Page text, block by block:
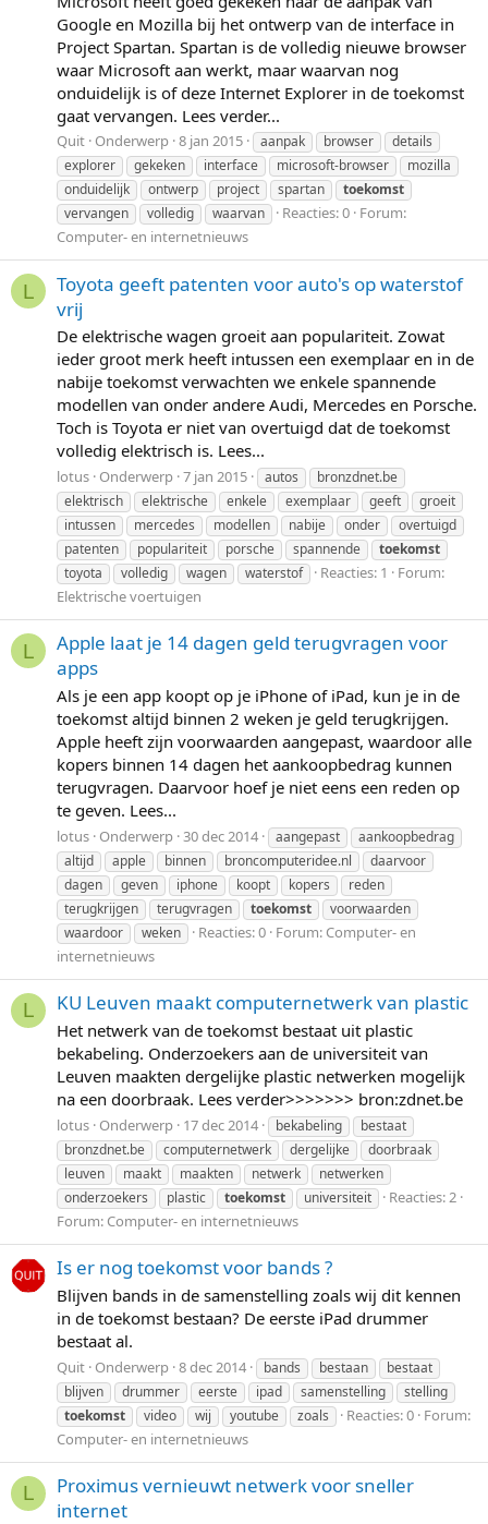
Google en Mozilla bij het ontwerp van de interface in
Project Spartan. Spartan is de volledig nieuwe browser
waar Microsoft aan werkt, maar waarvan nog
onduidelijk is of deze Internet Explorer in de toekomst
gaat vervangen. Lees verder...
Quit Onderwerp 8 jan 2015 aanpak browser
details
explorer
gekeken interface microsoft-browser
mozilla
onduidelijk
ontwerp project spartan
toekomst
vervangen
volledig waarvan Reacties: 0 Forum:
Computer- en internetnieuws
L
Toyota geeft patenten voor auto's op waterstof
vrij
De elektrische wagen groeit aan populariteit. Zowat
ieder groot merk heeft intussen een exemplaar en in de
nabije toekomst verwachten we enkele spannende
modellen van onder andere Audi, Mercedes en Porsche.
Toch is Toyota er niet van overtuigd dat de toekomst
volledig elektrisch is. Lees...
lotus Onderwerp 7 jan 2015 autos
bronzdnet.be
elektrisch
elektrische enkele exemplaar geeft
groeit
intussen
mercedes modellen nabije onder
overtuigd
patenten
populariteit porsche spannende
toekomst
toyota
volledig wagen waterstof Reacties: 1
Forum:
Elektrische voertuigen
L
Apple laat je 14 dagen geld terugvragen voor
apps
Als je een app koopt op je iPhone of iPad, kun je in de
toekomst altijd binnen 2 weken je geld terugkrijgen.
Apple heeft zijn voorwaarden aangepast, waardoor alle
kopers binnen 14 dagen het aankoopbedrag kunnen
terugvragen. Daarvoor hoef je niet eens een reden op
te geven. Lees...
lotus Onderwerp 30 dec 2014 aangepast
aankoopbedrag
altijd
apple binnen broncomputeridee.nl
daarvoor
dagen
geven iphone koopt kopers
reden
terugkrijgen
terugvragen toekomst
voorwaarden
waardoor
weken Reacties: 0 Forum: Computer- en
internetnieuws
L KU Leuven maakt computernetwerk van plastic
Het netwerk van de toekomst bestaat uit plastic
bekabeling. Onderzoekers aan de universiteit van
Leuven maakten dergelijke plastic netwerken mogelijk
na een doorbraak. Lees verder>>>>>>> bron:zdnet.be
lotus Onderwerp 17 dec 2014 bekabeling
bestaat
bronzdnet.be
computernetwerk dergelijke
doorbraak
leuven
maakt maakten netwerk
netwerken
onderzoekers
plastic toekomst universiteit
Reacties: 2
Forum: Computer- en internetnieuws
Is er nog toekomst voor bands ?
Blijven bands in de samenstelling zoals wij dit kennen
in de toekomst bestaan? De eerste iPad drummer
bestaat al.
Quit Onderwerp 8 dec 2014 bands bestaan
bestaat
blijven
drummer eerste ipad samenstelling
stelling
toekomst
video wij youtube zoals Reacties: 0 Forum:
Computer- en internetnieuws
L
Proximus vernieuwt netwerk voor sneller
internet